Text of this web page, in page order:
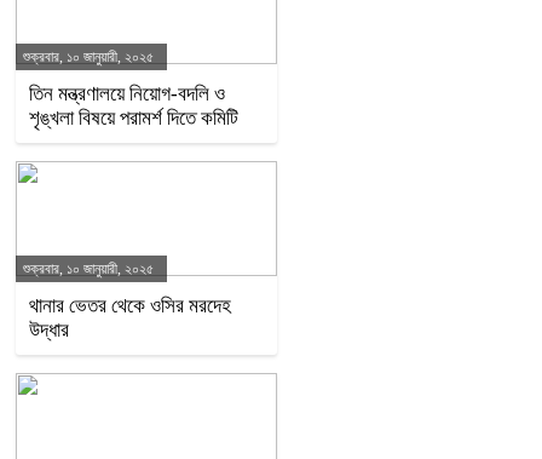
শুক্রবার, ১০ জানুয়ারী, ২০২৫
তিন মন্ত্রণালয়ে নিয়োগ-বদলি ও
শৃঙ্খলা বিষয়ে পরামর্শ দিতে কমিটি
শুক্রবার, ১০ জানুয়ারী, ২০২৫
থানার ভেতর থেকে ওসির মরদেহ
উদ্ধার